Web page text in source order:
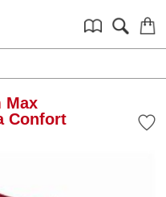
Max
Confort